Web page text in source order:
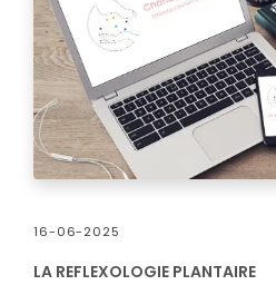
16-06-2025
LA REFLEXOLOGIE PLANTAIRE